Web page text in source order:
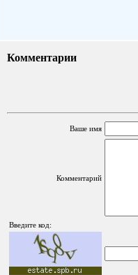
Комментарии
Ваше имя
Комментарий
Введите код: